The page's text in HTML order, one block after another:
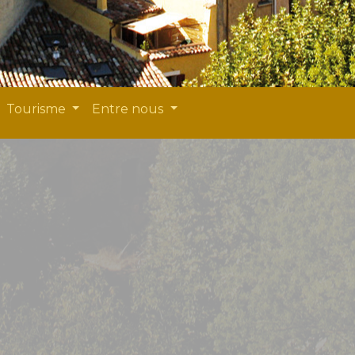
Tourisme Entre nous